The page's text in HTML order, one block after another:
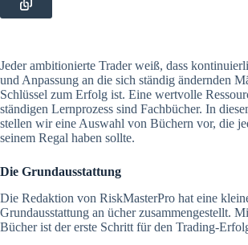
Jeder ambitionierte Trader weiß, dass
und Anpassung an die sich ständig ändernden
Schlüssel zum Erfolg ist. Eine wertvolle
ständigen Lernprozess sind Fachbücher. In
stellen wir eine Auswahl von Büchern vor, die
seinem Regal haben sollte.
Die Grundausstattung
Die Redaktion von RiskMasterPro hat eine
Grundausstattung an ücher zusammengestellt.
Bücher ist der erste Schritt für den Trading-